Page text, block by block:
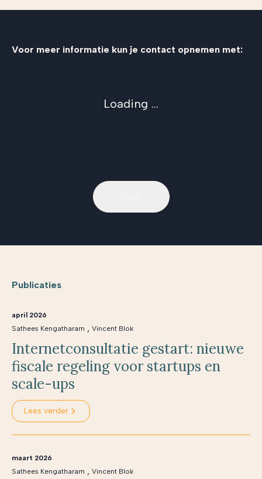
Voor meer informatie kun je contact opnemen met:
Loading ...
Publicaties
april 2026
Sathees Kengatharam , Vincent Blok
Internetconsultatie gestart: nieuwe
fiscale regeling voor startups en
scale-ups
Lees verder
maart 2026
Sathees Kengatharam , Vincent Blok